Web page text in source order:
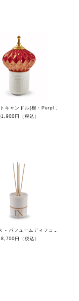
1001ライトキャンドル(楔・Purple) - ナイトアプローチ
円（税込）
タイムレス - パフュームディフューザーIX - バレンシアの太陽
円（税込）